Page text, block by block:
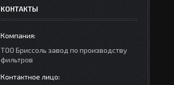
КОНТАКТЫ
ТОО Бриссоль завод по производству
фильтров